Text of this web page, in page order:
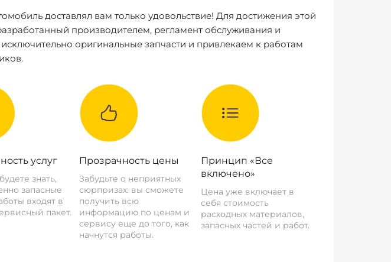
доставлял вам только удовольствие! Для достижения этой
производителем, регламент обслуживания и
оригинальные запчасти и привлекаем к работам
услуг
знать,
запасные
входят в
пакет.
Прозрачность цены
Забудьте о неприятных
сюрпризах: вы сможете
получить всю
информацию по ценам и
сервису еще до того, как
начнутся работы.
Принцип «Все
включено»
Цена уже включает в
себя стоимость
расходных материалов,
запасных частей и работ.